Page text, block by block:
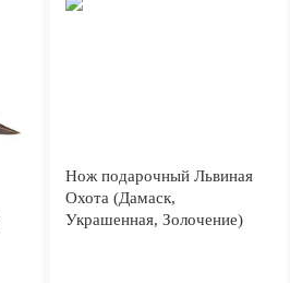
Нож подарочный Львиная
Охота (Дамаск,
Украшенная, Золочение)